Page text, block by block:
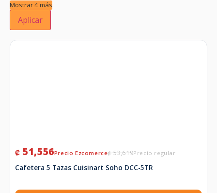
Mostrar 4 más
Aplicar
₡53,619
₡ 51,556
Cafetera 5 Tazas Cuisinart Soho DCC-5TR